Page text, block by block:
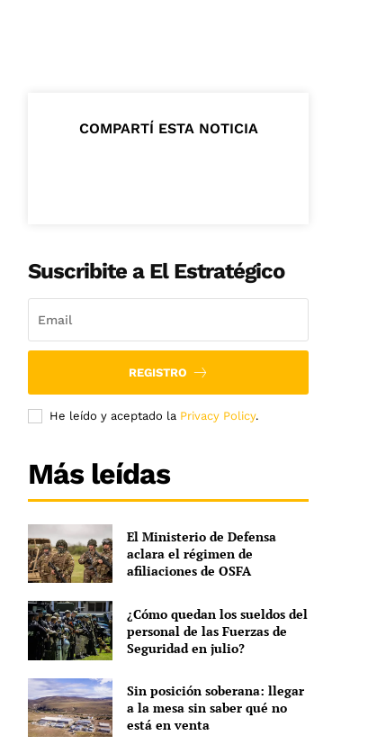
COMPARTÍ ESTA NOTICIA
Suscribite a El Estratégico
REGISTRO
He leído y aceptado la Privacy Policy.
Más leídas
El Ministerio de Defensa
aclara el régimen de
afiliaciones de OSFA
¿Cómo quedan los sueldos del
personal de las Fuerzas de
Seguridad en julio?
Sin posición soberana: llegar
a la mesa sin saber qué no
está en venta